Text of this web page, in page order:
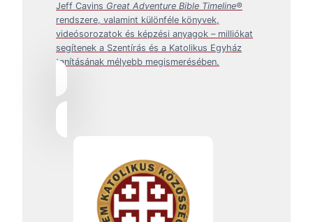
Jeff Cavins Great Adventure Bible Timeline®
rendszere, valamint különféle könyvek,
videósorozatok és képzési anyagok – milliókat
segítenek a Szentírás és a Katolikus Egyház
tanításának mélyebb megismerésében.